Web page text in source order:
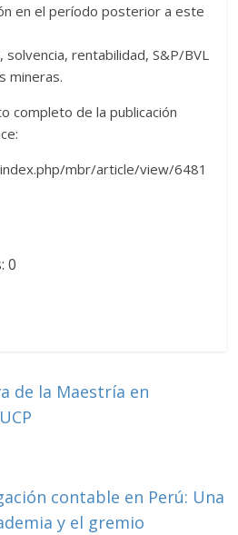
en el período posterior a este
solvencia, rentabilidad, S&P/BVL
mineras.
completo de la publicación
mbr/article/view/6481
0
de la Maestría en
contable en Perú: Una
y el gremio